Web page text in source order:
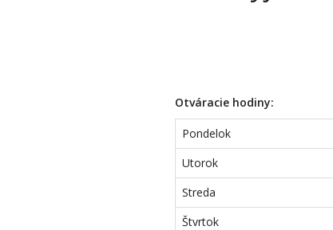
Otváracie hodiny:
Pondelok
Utorok
Streda
Štvrtok